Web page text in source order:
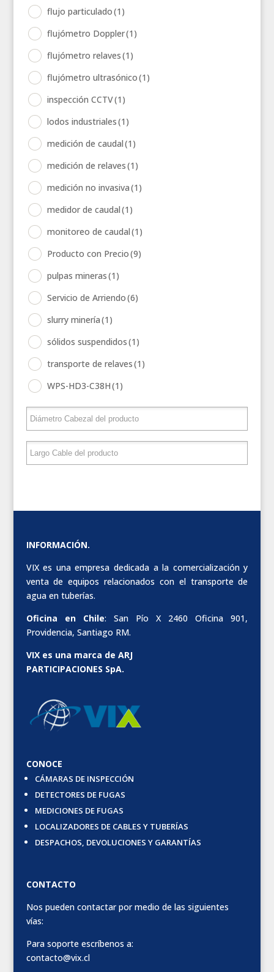
flujo particulado(1)
flujómetro Doppler(1)
flujómetro relaves(1)
flujómetro ultrasónico(1)
inspección CCTV(1)
lodos industriales(1)
medición de caudal(1)
medición de relaves(1)
medición no invasiva(1)
medidor de caudal(1)
monitoreo de caudal(1)
Producto con Precio(9)
pulpas mineras(1)
Servicio de Arriendo(6)
slurry minería(1)
sólidos suspendidos(1)
transporte de relaves(1)
WPS-HD3-C38H(1)
INFORMACIÓN.
VIX es una empresa dedicada a la comercialización y
venta de equipos relacionados con el transporte de
agua en tuberías.
Oficina en Chile: San Pío X 2460 Oficina 901,
Providencia, Santiago RM.
VIX es una marca de ARJ
PARTICIPACIONES SpA.
CONOCE
CÁMARAS DE INSPECCIÓN
DETECTORES DE FUGAS
MEDICIONES DE FUGAS
LOCALIZADORES DE CABLES Y TUBERÍAS
DESPACHOS, DEVOLUCIONES Y GARANTÍAS
CONTACTO
Nos pueden contactar por medio de las siguientes
vías:
Para soporte escríbenos a:
contacto@vix.cl